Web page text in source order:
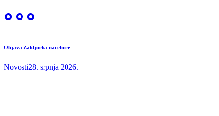
Objava Zaključka načelnice
Novosti28. srpnja 2026.